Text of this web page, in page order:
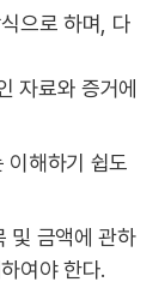
으로 하며, 다
자료와 증거에
이해하기 쉽도
및 금액에 관하
여야 한다.